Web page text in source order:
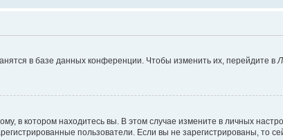
в базе данных конференции. Чтобы изменить их, перейдите в
в котором находитесь вы. В этом случае измените в личных
пользователи. Если вы не зарегистрированы, то